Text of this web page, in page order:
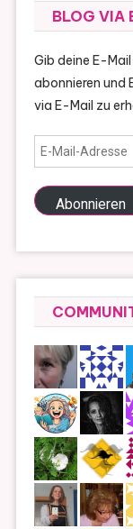
BLOG VIA
Gib deine E-
abonnieren und
via E-Mail zu
E-
Mail-
Adresse
Abonnieren